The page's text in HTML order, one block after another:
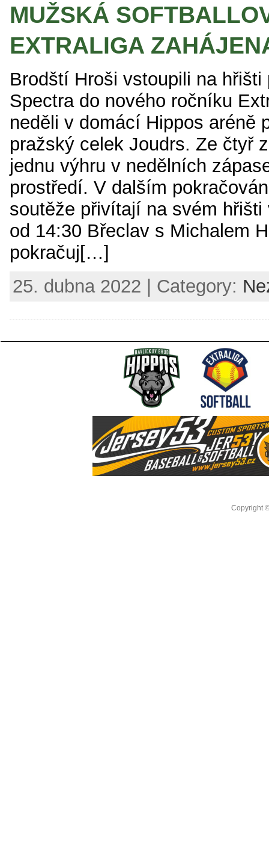
MUŽSKÁ
EXTRALIGA
Brodští Hroši vstoupili na hřišti
Spectra do nového ročníku
neděli v domácí Hippos aréně
pražský celek Joudrs. Ze čtyř
jednu výhru v nedělních
prostředí. V dalším
soutěže přivítají na svém hřišti
od 14:30 Břeclav s Michalem
pokračuj[…]
25. dubna 2022 | Category:
Copyright